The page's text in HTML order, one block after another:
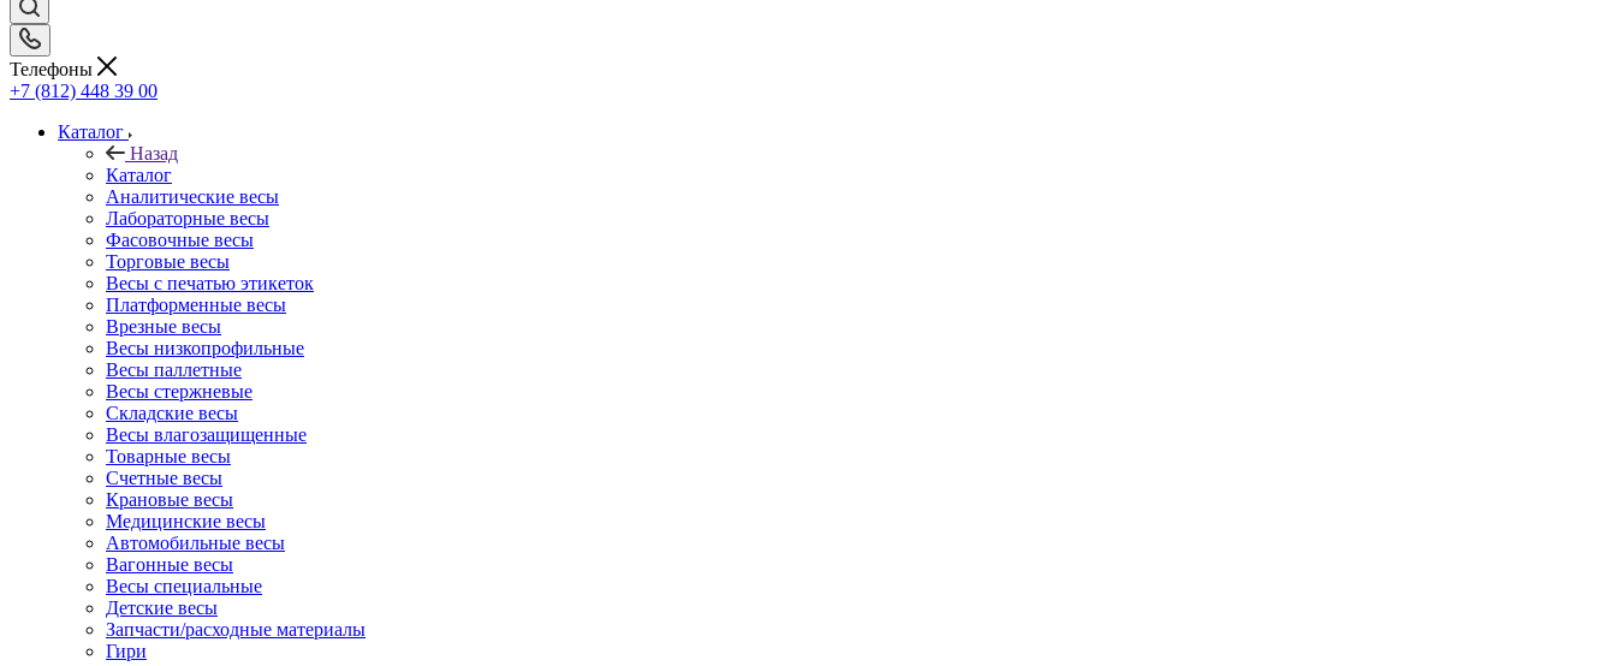
Телефоны
+7 (812) 448 39 00
Каталог
Назад
Каталог
Аналитические весы
Лабораторные весы
Фасовочные весы
Торговые весы
Весы с печатью этикеток
Платформенные весы
Врезные весы
Весы низкопрофильные
Весы паллетные
Весы стержневые
Складские весы
Весы влагозащищенные
Товарные весы
Счетные весы
Крановые весы
Медицинские весы
Автомобильные весы
Вагонные весы
Весы специальные
Детские весы
Запчасти/расходные материалы
Гири